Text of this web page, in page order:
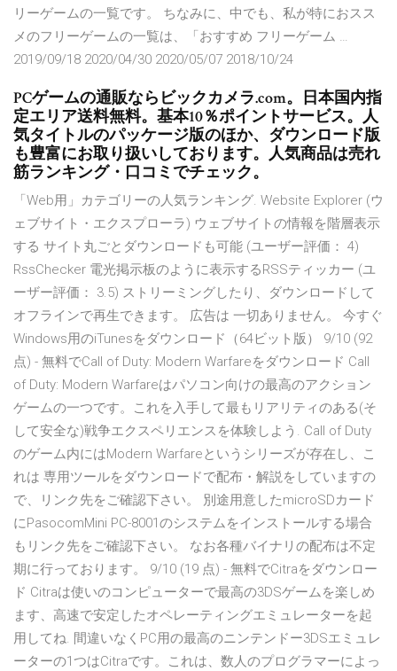
リーゲームの一覧です。 ちなみに、中でも、私が特におスス
メのフリーゲームの一覧は、「おすすめ フリーゲーム …
2019/09/18 2020/04/30 2020/05/07 2018/10/24
PCゲームの通販ならビックカメラ.com。日本国内指
定エリア送料無料。基本10％ポイントサービス。人
気タイトルのパッケージ版のほか、ダウンロード版
も豊富にお取り扱いしております。人気商品は売れ
筋ランキング・口コミでチェック。
「Web用」カテゴリーの人気ランキング. Website Explorer (ウ
ェブサイト・エクスプローラ) ウェブサイトの情報を階層表示
する サイト丸ごとダウンロードも可能 (ユーザー評価： 4)
RssChecker 電光掲示板のように表示するRSSティッカー (ユ
ーザー評価： 3.5) ストリーミングしたり、ダウンロードして
オフラインで再生できます。 広告は 一切ありません。 今すぐ
Windows用のiTunesをダウンロード（64ビット版） 9/10 (92
点) - 無料でCall of Duty: Modern Warfareをダウンロード Call
of Duty: Modern Warfareはパソコン向けの最高のアクション
ゲームの一つです。これを入手して最もリアリティのある(そ
して安全な)戦争エクスペリエンスを体験しよう. Call of Duty
のゲーム内にはModern Warfareというシリーズが存在し、こ
れは 専用ツールをダウンロードで配布・解説をしていますの
で、リンク先をご確認下さい。 別途用意したmicroSDカード
にPasocomMini PC-8001のシステムをインストールする場合
もリンク先をご確認下さい。 なお各種バイナリの配布は不定
期に行っております。 9/10 (19 点) - 無料でCitraをダウンロー
ド Citraは使いのコンピューターで最高の3DSゲームを楽しめ
ます、高速で安定したオペレーティングエミュレーターを起
用してね. 間違いなくPC用の最高のニンテンドー3DSエミュレ
ーターの1つはCitraです。これは、数人のプログラマーによっ